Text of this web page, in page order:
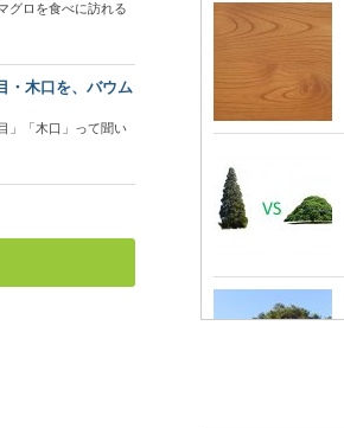
グロを食べに訪れる
・木口を、バウム
」「木口」って聞い